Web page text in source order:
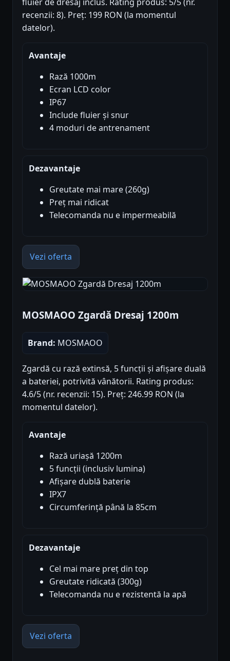
recenzii: 8). Preț: 199 RON (la momentul
datelor).
Avantaje
Rază 1000m
Ecran LCD color
IP67
Include fluier și snur
4 moduri de antrenament
Dezavantaje
Greutate mai mare (260g)
Preț mai ridicat
Telecomanda nu e impermeabilă
Vezi oferta
MOSMAOO Zgardă Dresaj 1200m
Brand: MOSMAOO
Zgardă cu rază extinsă, 5 funcții și afișare duală
a bateriei, potrivită vânătorii. Rating produs:
4.6/5 (nr. recenzii: 15). Preț: 246.99 RON (la
momentul datelor).
Avantaje
Rază uriașă 1200m
5 funcții (inclusiv lumina)
Afișare dublă baterie
IPX7
Circumferință până la 85cm
Dezavantaje
Cel mai mare preț din top
Greutate ridicată (300g)
Telecomanda nu e rezistentă la apă
Vezi oferta